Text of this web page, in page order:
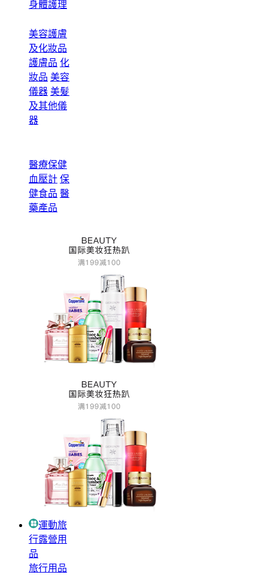
身體護理
美容護膚
及化妝品
護膚品 化
妝品 美容
儀器 美髮
及其他儀
器
醫療保健
血壓計 保
健食品 醫
藥產品
運動旅
行露營用
品
旅行用品